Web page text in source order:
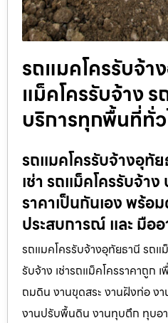
รถแมคโครรับจ้า
แม็คโครรับจ้าง ร
บริการทุกพื้นที่ทั่
รถแมคโครรับจ้างอุทั
เช่า รถแม็คโครรับจ้าง
ราคาเป็นกันเอง พร้อ
ประสบการณ์ และ มือ
รถแมคโครรับจ้างอุทัยธานี รถแ
รับจ้าง เช่ารถแม็คโครราคาถูก
ถมดิน งานขุดสระ งานฝังท่อ ง
งานปรับพื้นดิน งานทุบตึก ทุบอ